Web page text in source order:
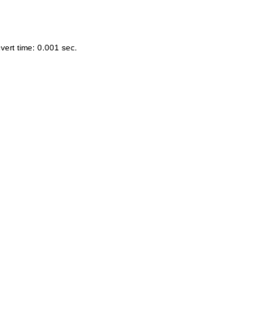
time: 0.001 sec.